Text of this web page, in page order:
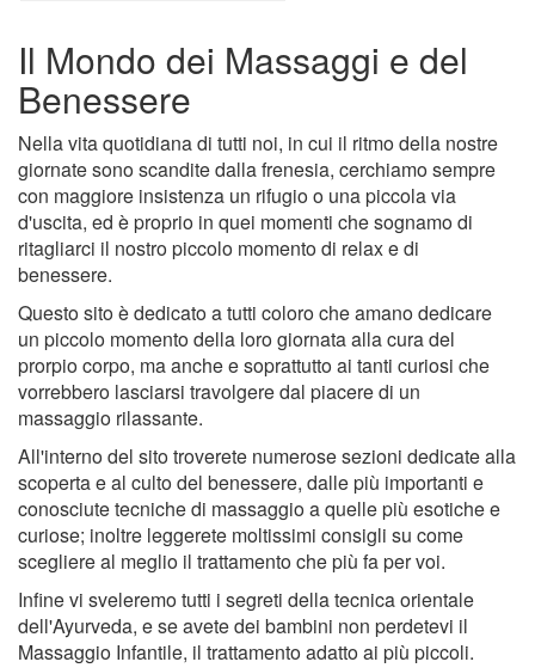
Il Mondo dei Massaggi e del
Benessere
Nella vita quotidiana di tutti noi, in cui il ritmo della nostre
giornate sono scandite dalla frenesia, cerchiamo sempre
con maggiore insistenza un rifugio o una piccola via
d'uscita, ed è proprio in quei momenti che sognamo di
ritagliarci il nostro piccolo momento di relax e di
benessere.
Questo sito è dedicato a tutti coloro che amano dedicare
un piccolo momento della loro giornata alla cura del
prorpio corpo, ma anche e soprattutto ai tanti curiosi che
vorrebbero lasciarsi travolgere dal piacere di un
massaggio rilassante.
All'interno del sito troverete numerose sezioni dedicate alla
scoperta e al culto del benessere, dalle più importanti e
conosciute tecniche di massaggio a quelle più esotiche e
curiose; inoltre leggerete moltissimi consigli su come
scegliere al meglio il trattamento che più fa per voi.
Infine vi sveleremo tutti i segreti della tecnica orientale
dell'Ayurveda, e se avete dei bambini non perdetevi il
Massaggio Infantile, il trattamento adatto ai più piccoli.